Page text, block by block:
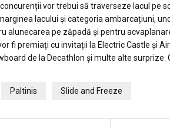
vor trebui să traverseze lacul pe
lacului și categoria ambarcațiuni,
alunecarea pe zăpadă și pentru
fi premiați cu invitații la Electric Castle și
de la Decathlon și multe alte surprize.
Paltinis Slide and Freeze